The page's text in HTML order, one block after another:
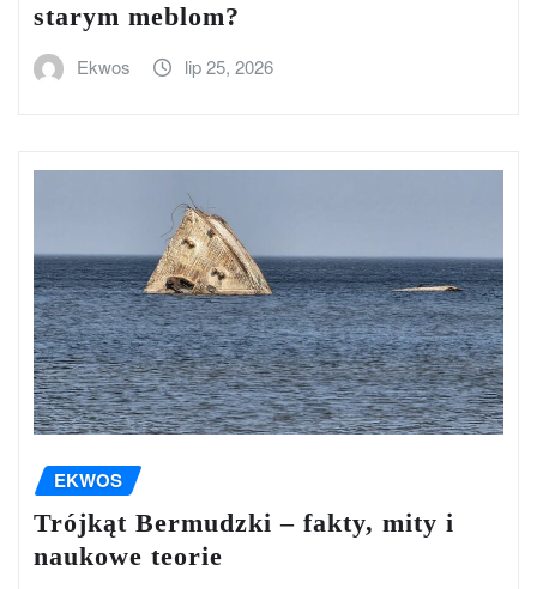
starym meblom?
Ekwos lip 25, 2026
EKWOS
Trójkąt Bermudzki – fakty, mity i
naukowe teorie